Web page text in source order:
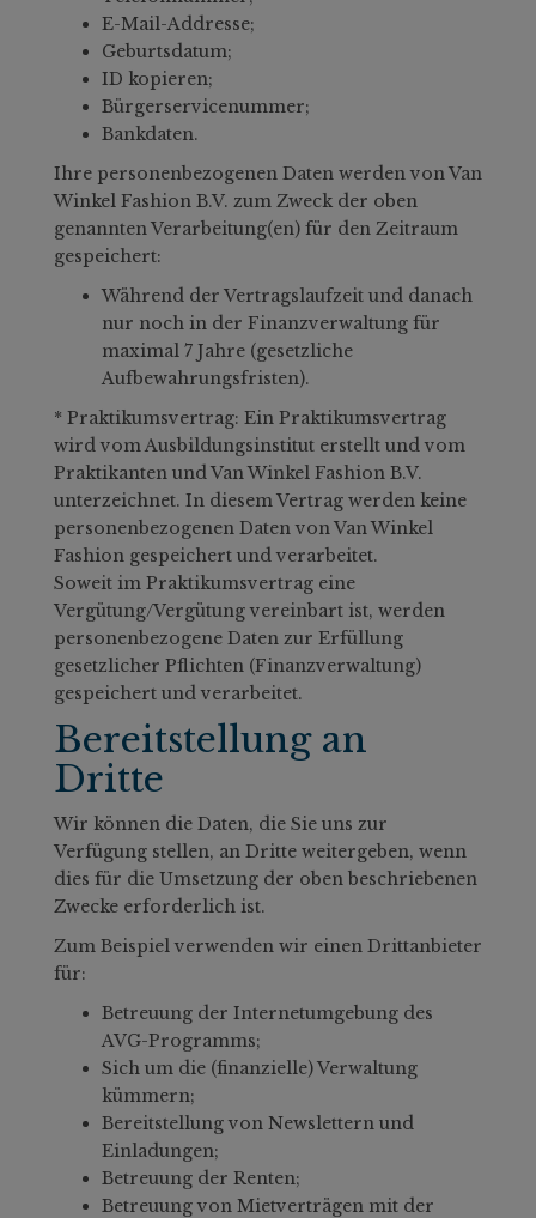
E-Mail-Addresse;
Geburtsdatum;
ID kopieren;
Bürgerservicenummer;
Bankdaten.
Ihre personenbezogenen Daten werden von Van
Winkel Fashion B.V. zum Zweck der oben
genannten Verarbeitung(en) für den Zeitraum
gespeichert:
Während der Vertragslaufzeit und danach
nur noch in der Finanzverwaltung für
maximal 7 Jahre (gesetzliche
Aufbewahrungsfristen).
* Praktikumsvertrag: Ein Praktikumsvertrag
wird vom Ausbildungsinstitut erstellt und vom
Praktikanten und Van Winkel Fashion B.V.
unterzeichnet. In diesem Vertrag werden keine
personenbezogenen Daten von Van Winkel
Fashion gespeichert und verarbeitet.
Soweit im Praktikumsvertrag eine
Vergütung/Vergütung vereinbart ist, werden
personenbezogene Daten zur Erfüllung
gesetzlicher Pflichten (Finanzverwaltung)
gespeichert und verarbeitet.
Bereitstellung an
Dritte
Wir können die Daten, die Sie uns zur
Verfügung stellen, an Dritte weitergeben, wenn
dies für die Umsetzung der oben beschriebenen
Zwecke erforderlich ist.
Zum Beispiel verwenden wir einen Drittanbieter
für:
Betreuung der Internetumgebung des
AVG-Programms;
Sich um die (finanzielle) Verwaltung
kümmern;
Bereitstellung von Newslettern und
Einladungen;
Betreuung der Renten;
Betreuung von Mietverträgen mit der